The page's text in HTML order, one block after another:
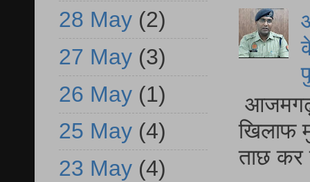
आजमगढ़
खिलाफ
ताछ कर
28 May (2)
27 May (3)
26 May (1)
25 May (4)
23 May (4)